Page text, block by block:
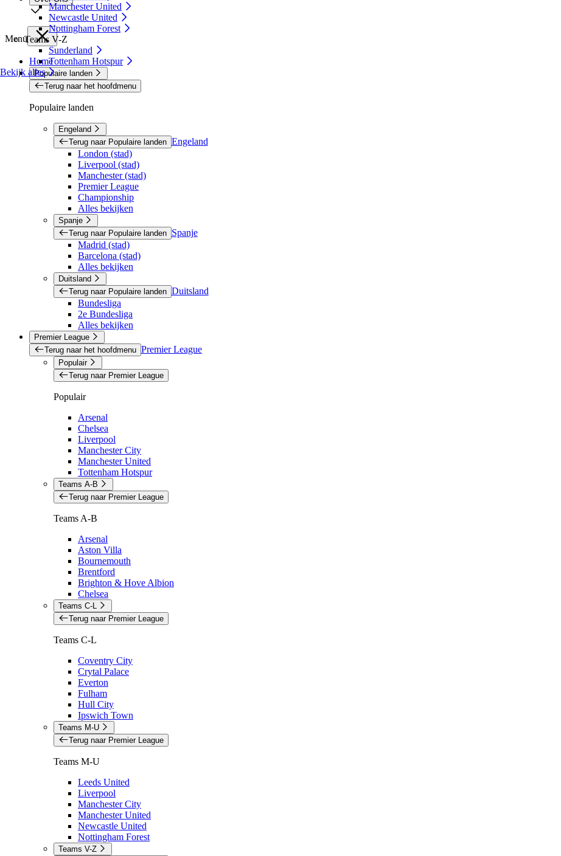
Manchester United
Newcastle United
Nottingham Forest
Teams V-Z
Sunderland
Tottenham Hotspur
Bekijk alles
Menu
Home
Populaire landen
Terug naar het hoofdmenu
Populaire landen
Engeland
Terug naar Populaire landen Engeland
London (stad)
Liverpool (stad)
Manchester (stad)
Premier League
Championship
Alles bekijken
Spanje
Terug naar Populaire landen
Spanje
Madrid (stad)
Barcelona (stad)
Alles bekijken
Duitsland
Terug naar Populaire landen Duitsland
Bundesliga
2e Bundesliga
Alles bekijken
Premier League
Terug naar het hoofdmenu Premier League
Populair
Terug naar Premier League
Populair
Arsenal
Chelsea
Liverpool
Manchester City
Manchester United
Tottenham Hotspur
Teams A-B
Terug naar Premier League
Teams A-B
Arsenal
Aston Villa
Bournemouth
Brentford
Brighton & Hove Albion
Chelsea
Teams C-L
Terug naar Premier League
Teams C-L
Coventry City
Crytal Palace
Everton
Fulham
Hull City
Ipswich Town
Teams M-U
Terug naar Premier League
Teams M-U
Leeds United
Liverpool
Manchester City
Manchester United
Newcastle United
Nottingham Forest
Teams V-Z